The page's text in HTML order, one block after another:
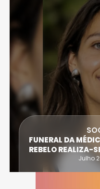
FUNERAL DA
REBELO REALIZA-
Julho